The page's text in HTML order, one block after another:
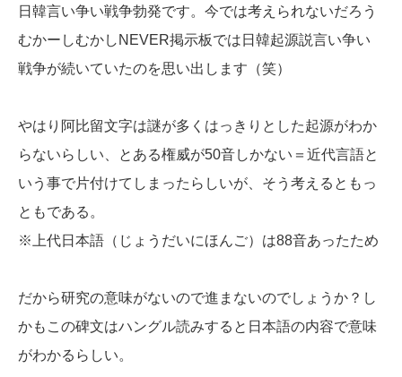
日韓言い争い戦争勃発です。今では考えられないだろう
むかーしむかしNEVER掲示板では日韓起源説言い争い
戦争が続いていたのを思い出します（笑）
やはり阿比留文字は謎が多くはっきりとした起源がわか
らないらしい、とある権威が50音しかない＝近代言語と
いう事で片付けてしまったらしいが、そう考えるともっ
ともである。
※上代日本語（じょうだいにほんご）は88音あったため
だから研究の意味がないので進まないのでしょうか？し
かもこの碑文はハングル読みすると日本語の内容で意味
がわかるらしい。